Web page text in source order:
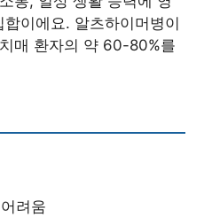
이에요. 알츠하이머병이
매 환자의 약 60-80%를
려움